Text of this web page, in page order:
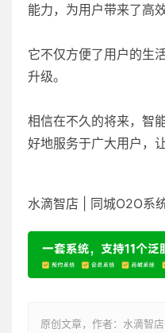
能力，为用户带来了高
它不仅方便了用户的生
升级。
相信在不久的将来，智
好地服务于广大用户，
水滴智店 | 同城O2O系
原创文章，作者：水滴智